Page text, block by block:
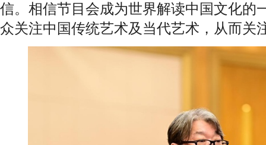
信。相信节目会成为世界解读中国文化的
众关注中国传统艺术及当代艺术，从而关